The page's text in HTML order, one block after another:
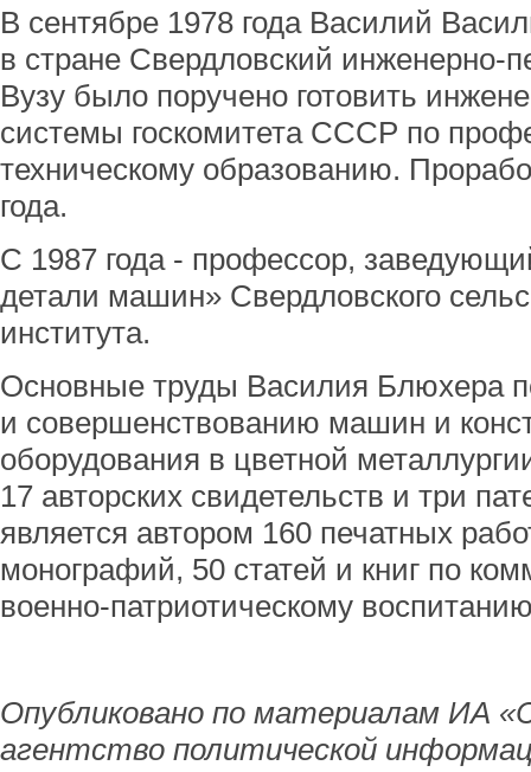
В сентябре 1978 года Василий
в стране Свердловский инженерно-
Вузу было поручено готовить
системы госкомитета СССР по
техническому образованию.
года.
C 1987 года - профессор,
детали машин» Свердловского
института.
Основные труды Василия Блюхера
и совершенствованию машин и
оборудования в цветной
17 авторских свидетельств и три
является автором 160 печатных
монографий, 50 статей и книг по
военно-патриотическому
Опубликовано по материалам ИА
агентство политической